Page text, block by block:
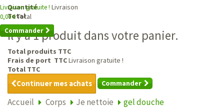
Livraison gratuite ! Livraison
0,00 €Total
Commander
Quantité
Total
Il y a 1 produit dans votre panier.
Total produits TTC
Frais de port TTCLivraison gratuite !
Total TTC
Continuer mes achats Commander
Accueil Corps Je nettoie gel douche